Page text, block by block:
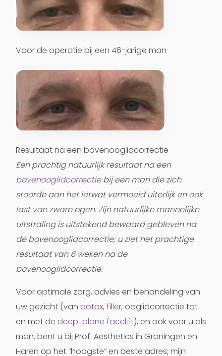
Voor de operatie bij een 46-jarige man
Resultaat na een bovenooglidcorrectie
Een prachtig natuurlijk resultaat na een
bovenooglidcorrectiebij een man die zich
stoorde aan het ietwat vermoeid uiterlijk en ook
last van zware ogen. Zijn natuurlijke mannelijke
uitstraling is uitstekend bewaard gebleven na
de bovenooglidcorrectie; u ziet het prachtige
resultaat van 6 weken na de
bovenooglidcorrectie.
Voor optimale zorg, advies en behandeling van
uw gezicht (van botox, filler, ooglidcorrectie tot
en met de deep-plane facelift), en ook voor u als
man, bent u bij Prof. Aesthetics in Groningen en
Haren op het “hoogste” en beste adres; mijn